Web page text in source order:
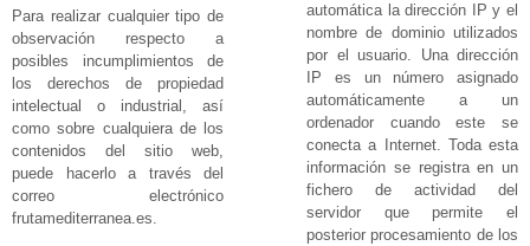
Para realizar cualquier tipo de
observación respecto a
posibles incumplimientos de
los derechos de propiedad
intelectual o industrial, así
como sobre cualquiera de los
contenidos del sitio web,
puede hacerlo a través del
correo electrónico
frutamediterranea.es.
automática la dirección IP y el
nombre de dominio utilizados
por el usuario. Una dirección
IP es un número asignado
automáticamente a un
ordenador cuando este se
conecta a Internet. Toda esta
información se registra en un
fichero de actividad del
servidor que permite el
posterior procesamiento de los